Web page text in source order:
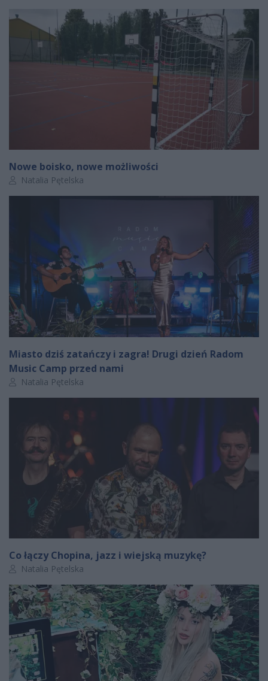
Nowe boisko, nowe możliwości
Autor artykułu:
Natalia Pętelska
Miasto dziś zatańczy i zagra! Drugi dzień Radom
Music Camp przed nami
Autor artykułu:
Natalia Pętelska
Co łączy Chopina, jazz i wiejską muzykę?
Autor artykułu:
Natalia Pętelska